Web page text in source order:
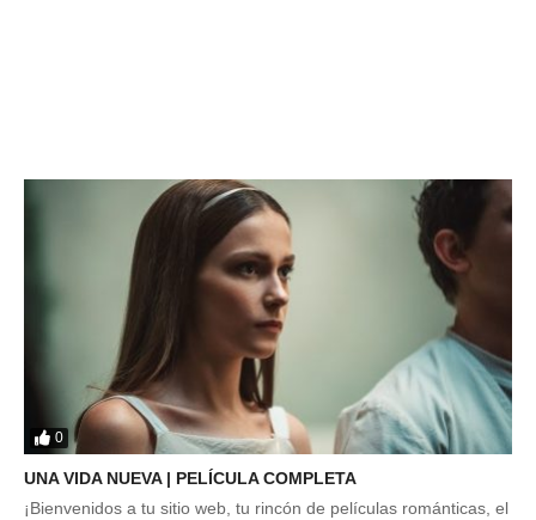
0
UNA VIDA NUEVA | PELÍCULA COMPLETA
¡Bienvenidos a tu sitio web, tu rincón de películas románticas, el